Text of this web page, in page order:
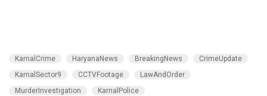
KarnalCrime HaryanaNews BreakingNews
CrimeUpdate
KarnalSector9
CCTVFootage
LawAndOrder
MurderInvestigation
KarnalPolice